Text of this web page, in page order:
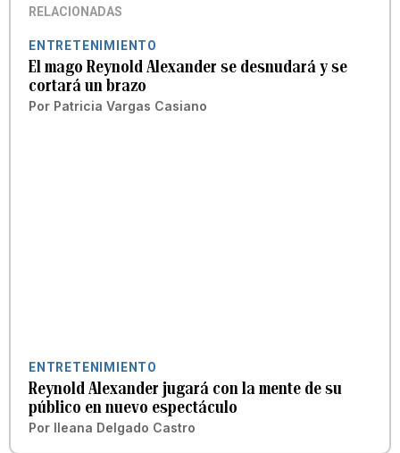
RELACIONADAS
ENTRETENIMIENTO
El mago Reynold Alexander se desnudará y se
cortará un brazo
Por Patricia Vargas Casiano
ENTRETENIMIENTO
Reynold Alexander jugará con la mente de su
público en nuevo espectáculo
Por Ileana Delgado Castro